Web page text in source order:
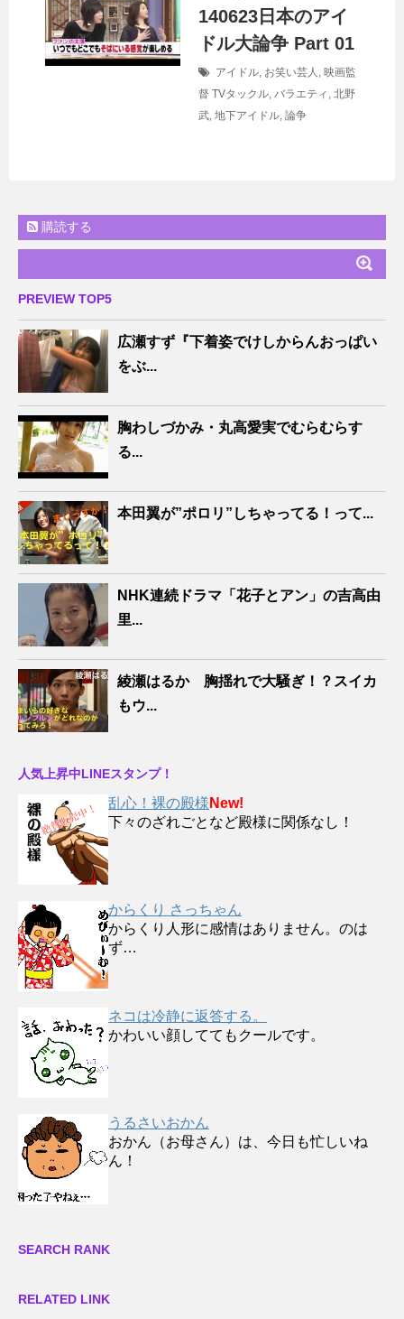
140623日本のアイ
ドル大論争 Part 01
アイドル, お笑い芸人 , 映画監
督 TVタックル, バラエティ , 北野
武, 地下アイドル, 論争
購読する
PREVIEW TOP5
広瀬すず『下着姿でけしからんおっぱい
をぶ...
胸わしづかみ・丸高愛実でむらむらす
る...
本田翼が”ポロリ”しちゃってる！って...
NHK連続ドラマ「花子とアン」の吉高由
里...
綾瀬はるか 胸揺れで大騒ぎ！？スイカ
もウ...
人気上昇中LINEスタンプ！
乱心！裸の殿様 New!
下々のざれごとなど殿様に関係なし！
からくり さっちゃん
からくり人形に感情はありません。のは
ず…
ネコは冷静に返答する。
かわいい顔しててもクールです。
うるさいおかん
おかん（お母さん）は、今日も忙しいね
ん！
SEARCH RANK
RELATED LINK